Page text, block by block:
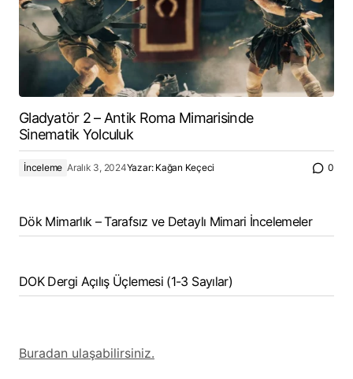
Gladyatör 2 – Antik Roma Mimarisinde
Sinematik Yolculuk
İnceleme Aralık 3, 2024Yazar: Kağan Keçeci 0
Dök Mimarlık – Tarafsız ve Detaylı Mimari İncelemeler
DOK Dergi Açılış Üçlemesi (1-3 Sayılar)
Buradan ulaşabilirsiniz.